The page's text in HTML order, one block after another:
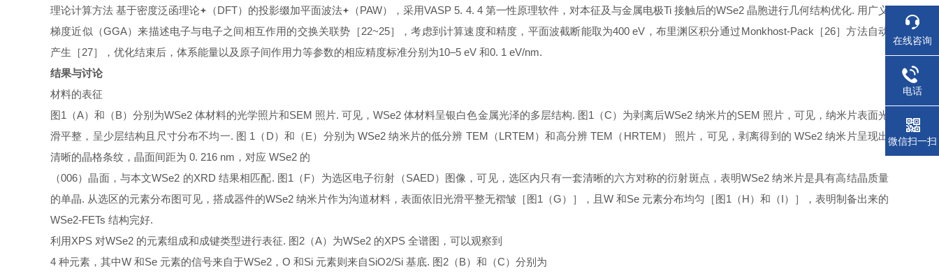
理论计算方法 基于密度泛函理论 （DFT）的投影缀加平面波法
（PAW），采用VASP 5. 4. 4 第一性原理软件，对本征及与金属电极Ti 接触后的WSe2 晶胞进行几何结构优化. 用广义
梯度近似（GGA）来描述电子与电子之间相互作用的交换关联势［22~25］，考虑到计算速度和精度，平面波截断能取为400 eV，布里渊区积分通过Monkhost-Pack［26］方法自动
产生［27］，优化结束后，体系能量以及原子间作用力等参数的相应精度标准分别为10‒5 eV 和0. 1 eV/nm.
结果与讨论
材料的表征
图1（A）和（B）分别为WSe2 体材料的光学照片和SEM 照片. 可见，WSe2 体材料呈银白色金属光泽的多层结构. 图1（C）为剥离后WSe2 纳米片的SEM 照片，可见，纳米片表面光
滑平整，呈少层结构且尺寸分布不均一. 图 1（D）和（E）分别为 WSe2 纳米片的低分辨 TEM（LRTEM）和高分辨 TEM（HRTEM） 照片，可见，剥离得到的 WSe2 纳米片呈现出
清晰的晶格条纹，晶面间距为 0. 216 nm，对应 WSe2 的
（006）晶面，与本文WSe2 的XRD 结果相匹配. 图1（F）为选区电子衍射（SAED）图像，可见，选区内只有一套清晰的六方对称的衍射斑点，表明WSe2 纳米片是具有高结晶质量
的单晶. 从选区的元素分布图可见，搭成器件的WSe2 纳米片作为沟道材料，表面依旧光滑平整无褶皱［图1（G）］，且W 和Se 元素分布均匀［图1（H）和（I）］，表明制备出来的
WSe2-FETs 结构完好.
利用XPS 对WSe2 的元素组成和成键类型进行表征. 图2（A）为WSe2 的XPS 全谱图，可以观察到
4 种元素，其中W 和Se 元素的信号来自于WSe2，O 和Si 元素则来自SiO2/Si 基底. 图2（B）和（C）分别为
在线咨询
电话
微信扫一扫